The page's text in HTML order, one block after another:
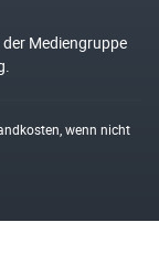
Mediengruppe
, wenn nicht